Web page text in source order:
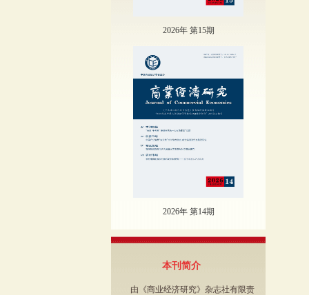
2026年 第15期
2026年 第14期
本刊简介
由《商业经济研究》杂志社有限责